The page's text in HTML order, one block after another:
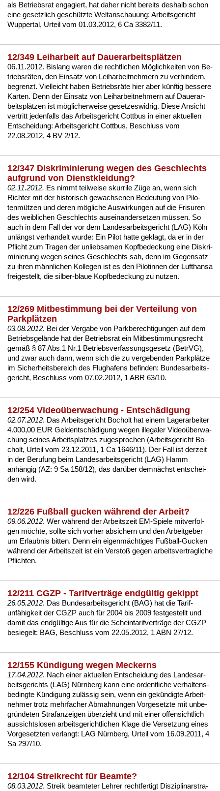
als Be­triebs­rat en­ga­giert, hat da­her nicht be­reits des­halb schon
ei­ne ge­setz­lich geschütz­te Welt­an­schau­ung: Ar­beits­ge­richt
Wup­per­tal, Ur­teil vom 01.03.2012, 6 Ca 3382/11.
12/349 Leiharbeit auf Dauerarbeitsplätzen
06.11.2012. Bis­lang wa­ren die recht­li­chen Möglich­kei­ten von Be­
triebsräten, den Ein­satz von Leih­ar­beit­neh­mern zu ver­hin­dern,
be­grenzt. Viel­leicht ha­ben Be­triebsräte hier aber künf­tig bes­se­re
Kar­ten. Denn der Ein­satz von Leih­ar­beit­neh­mern auf Dau­er­ar­
beitsplätzen ist mögli­cher­wei­se ge­set­zes­wid­rig. Die­se An­sicht
ver­tritt je­den­falls das Ar­beits­ge­richt Cott­bus in ei­ner ak­tu­el­len
Ent­schei­dung: Ar­beits­ge­richt Cott­bus, Be­schluss vom
22.08.2012, 4 BV 2/12.
12/347 Diskriminierung wegen des Geschlechts
aufgrund von Dienstkleidung?
02.11.2012. Es nimmt teil­wei­se skur­ri­le Züge an, wenn sich
Rich­ter mit der his­to­risch ge­wach­se­nen Be­deu­tung von Pi­lo­
tenmützen und de­ren mögli­che Aus­wir­kun­gen auf die Fri­su­ren
des weib­li­chen Ge­schlechts aus­ein­an­der­set­zen müssen. So
auch in dem Fall der vor dem Lan­des­ar­beits­ge­richt (LAG) Köln
unlängst ver­han­delt wur­de: Ein Pi­lot hat­te ge­klagt, da er in der
Pflicht zum Tra­gen der un­lieb­sa­men Kopf­be­de­ckung ei­ne Dis­kri­
mi­nie­rung we­gen sei­nes Ge­schlechts sah, denn im Ge­gen­satz
zu ih­ren männ­li­chen Kol­le­gen ist es den Pi­lo­tin­nen der Luft­han­sa
frei­ge­stellt, die sil­ber-blaue Kopf­be­de­ckung zu nut­zen.
12/269 Mitbestimmung bei der Verteilung von
Parkplätzen
03.08.2012. Bei der Ver­ga­be von Park­be­rech­ti­gun­gen auf dem
Be­triebs­gelände hat der Be­triebs­rat ein Mit­be­stim­mungs­recht
gemäß § 87 Abs.1 Nr.1 Be­triebs­ver­fas­sungs­ge­setz (Be­trVG),
und zwar auch dann, wenn sich die zu ver­ge­ben­den Parkplätze
im Si­cher­heits­be­reich des Flug­ha­fens be­fin­den: Bun­des­ar­beits­
ge­richt, Be­schluss vom 07.02.2012, 1 ABR 63/10.
12/254 Videoüberwachung - Entschädigung
02.07.2012. Das Ar­beits­ge­richt Bo­cholt hat ei­nem La­ger­ar­bei­ter
4.000,00 EUR Gel­dentschädi­gung we­gen il­le­ga­ler Vi­deoüber­wa­
chung sei­nes Ar­beits­plat­zes zu­ge­spro­chen (Ar­beits­ge­richt Bo­
cholt, Ur­teil vom 23.12.2011, 1 Ca 1646/11). Der Fall ist der­zeit
in der Be­ru­fung beim Lan­des­ar­beits­ge­richt (LAG) Hamm
anhängig (AZ: 9 Sa 158/12), das darüber demnächst ent­schei­
den wird.
12/226 Fußball gucken während der Arbeit?
09.06.2012. Wer während der Ar­beits­zeit EM-Spie­le mit­ver­fol­
gen möch­te, soll­te sich vor­her ab­si­chern und den Ar­beit­ge­ber
um Er­laub­nis bit­ten. Denn ein ei­genmäch­ti­ges Fußball-Gu­cken
während der Ar­beits­zeit ist ein Ver­s­toß ge­gen ar­beits­ver­trag­li­che
Pflich­ten.
12/211 CGZP - Tarifverträge endgültig gekippt
26.05.2012. Das Bun­des­ar­beits­ge­richt (BAG) hat die Ta­rif­
unfähig­keit der CG­ZP auch für 2004 bis 2009 fest­ge­stellt und
da­mit das endgülti­ge Aus für die Schein­ta­rif­verträge der CG­ZP
be­sie­gelt: BAG, Be­schluss vom 22.05.2012, 1 ABN 27/12.
12/155 Kündigung wegen Meckerns
17.04.2012. Nach ei­ner ak­tu­el­len Ent­schei­dung des Lan­des­ar­
beits­ge­richts (LAG) Nürn­berg kann ei­ne or­dent­li­che ver­hal­tens­
be­ding­te Kündi­gung zulässig sein, wenn ein gekündig­te Ar­beit­
neh­mer trotz mehr­fa­cher Ab­mah­nun­gen Vor­ge­setz­te mit un­be­
gründe­ten Straf­an­zei­gen über­zieht und mit ei­ner of­fen­sicht­lich
aus­sichts­lo­sen ar­beits­ge­richt­li­chen Kla­ge die Ver­set­zung ei­nes
Vor­ge­setz­ten ver­langt: LAG Nürn­berg, Ur­teil vom 16.09.2011, 4
Sa 297/10.
12/104 Streikrecht für Beamte?
08.03.2012. Streik be­am­te­ter Leh­rer recht­fer­tigt Dis­zi­pli­nar­stra­